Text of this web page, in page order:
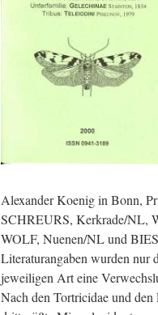
Alexander Koenig in Bonn,
SCHREURS, Kerkrade/NL,
WOLF, Nuenen/NL und
Literaturangaben wurden nur
jeweiligen Art eine
Nach den Tortricidae und